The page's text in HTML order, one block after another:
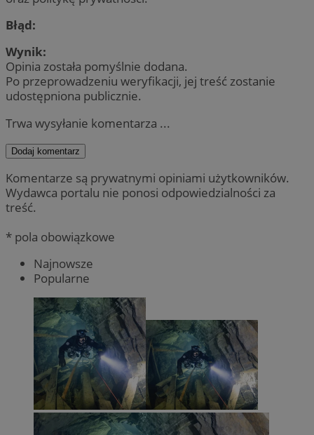
Błąd:
Wynik:
Opinia została pomyślnie dodana.
Po przeprowadzeniu weryfikacji, jej treść zostanie
udostępniona publicznie.
Trwa wysyłanie komentarza ...
Dodaj komentarz
Komentarze są prywatnymi opiniami użytkowników.
Wydawca portalu nie ponosi odpowiedzialności za
treść.
* pola obowiązkowe
Najnowsze
Popularne